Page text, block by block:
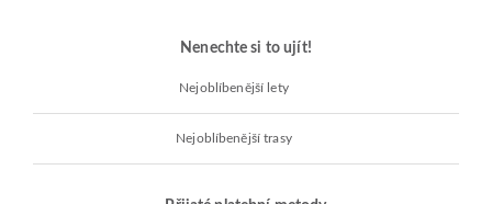
Nenechte si to ujít!
Nejoblíbenější lety
Nejoblíbenější trasy